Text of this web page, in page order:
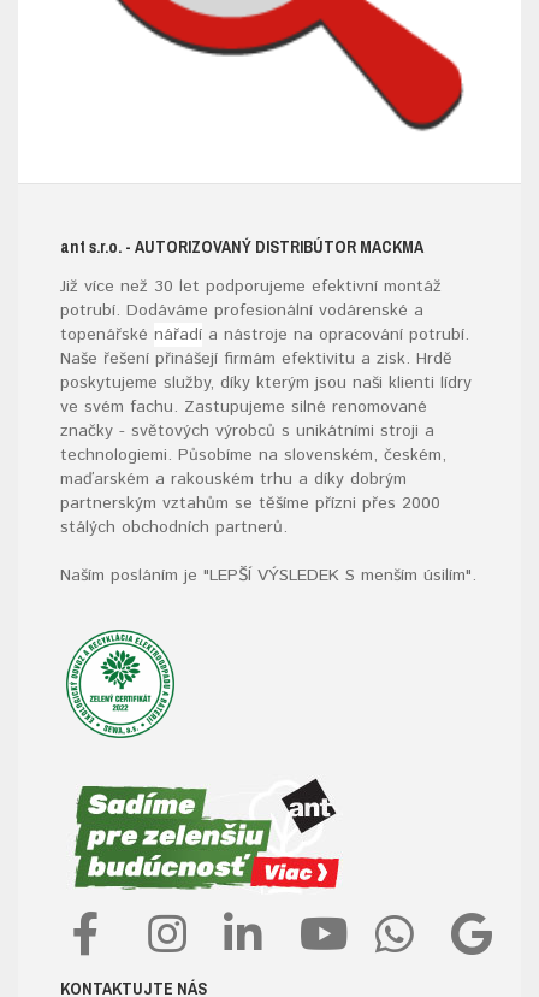
ant s.r.o. - AUTORIZOVANÝ DISTRIBÚTOR MACKMA
Již více než 30 let podporujeme efektivní montáž
potrubí. Dodáváme profesionální vodárenské a
topenářské nářadí a nástroje na opracování potrubí.
Naše řešení přinášejí firmám efektivitu a zisk. Hrdě
poskytujeme služby, díky kterým jsou naši klienti lídry
ve svém fachu. Zastupujeme silné renomované
značky - světových výrobců s unikátními stroji a
technologiemi. Působíme na slovenském, českém,
maďarském a rakouském trhu a díky dobrým
partnerským vztahům se těšíme přízni přes 2000
stálých obchodních partnerů.
Naším posláním je "LEPŠÍ VÝSLEDEK S menším úsilím".
KONTAKTUJTE NÁS